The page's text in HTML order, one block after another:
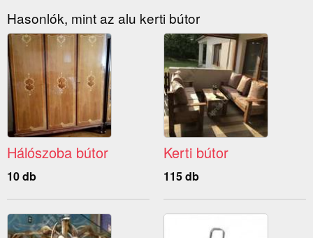
Hasonlók, mint az alu kerti bútor
Hálószoba bútor
10 db
Kerti bútor
115 db